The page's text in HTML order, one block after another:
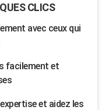
CLICS
avec ceux qui
facilement et
et aidez les